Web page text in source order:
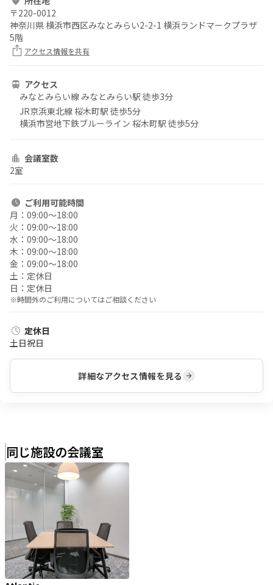
〒220-0012
神奈川県 横浜市西区みなとみらい2-2-1 横浜ランドマークプラザ
5階
アクセス情報を共有
アクセス
みなとみらい線 みなとみらい駅 徒歩3分
JR京浜東北線 桜木町駅 徒歩5分
横浜市営地下鉄ブルーライン 桜木町駅 徒歩5分
会議室数
2室
ご利用可能時間
月： 09:00〜18:00
火： 09:00〜18:00
水： 09:00〜18:00
木： 09:00〜18:00
金： 09:00〜18:00
土： 定休日
日： 定休日
※時間外のご利用についてはご相談ください
定休日
土日祝日
詳細なアクセス情報を見る
同じ施設の会議室